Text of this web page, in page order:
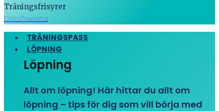
Träningsfrisyrer
DelaTweeta
TRÄNINGSPASS
LÖPNING
Löpning
Allt om löpning! Här hittar du allt om
löpning – tips för dig som vill börja med